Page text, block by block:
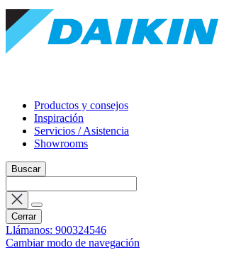
Productos y consejos
Inspiración
Servicios / Asistencia
Showrooms
Buscar
Cerrar
Llámanos: 900324546
Cambiar modo de navegación